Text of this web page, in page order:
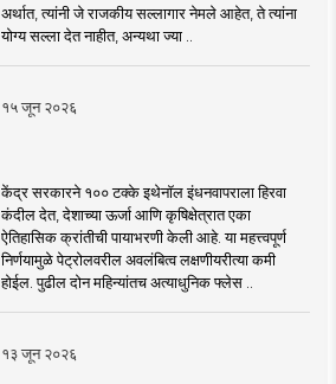
अर्थात, त्यांनी जे राजकीय सल्लागार नेमले आहेत, ते त्यांना
योग्य सल्ला देत नाहीत, अन्यथा ज्या ..
१५ जून २०२६
केंद्र सरकारने १०० टक्के इथेनॉल इंधनवापराला हिरवा
कंदील देत, देशाच्या ऊर्जा आणि कृषिक्षेत्रात एका
ऐतिहासिक क्रांतीची पायाभरणी केली आहे. या महत्त्वपूर्ण
निर्णयामुळे पेट्रोलवरील अवलंबित्व लक्षणीयरीत्या कमी
होईल. पुढील दोन महिन्यांतच अत्याधुनिक फ्लेस ..
१३ जून २०२६